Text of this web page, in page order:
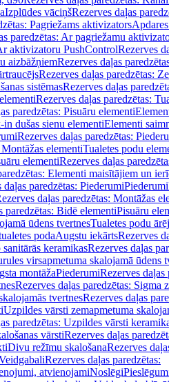
Izplūdes vāciņšRezerves daļas
Pagriežams aktivizators
paredzētas: Ar pagriežamu
aktivizatoru PushControlRezerves
aizbāžņiemRezerves daļas
Rezerves daļas paredzētas:
sistēmasRezerves daļas
Rezerves daļas paredzētas:
paredzētas: Pisuāru elementi
in dušas sienu elementiElementi
Rezerves daļas paredzētas:
elementiTualetes podu
elementiRezerves daļas
Elementi maisītājiem un
daļas paredzētas: PiederumiPiederumi
daļas paredzētas: Montāžas
paredzētas: Bidē elementiPisuāru
ūdens tvertnesTualetes podu
podaAugstu iekārtsRezerves
keramikasRezerves daļas
virsapmetuma skalojamā ūdens
montāžaPiederumiRezerves daļas
Rezerves daļas paredzētas: Sigma
tvertnesRezerves daļas
Uzpildes vārsti zemapmetuma
paredzētas: Uzpildes vārsti
vārstiRezerves daļas
Divu režīmu skalošanaRezerves
Rezerves daļas paredzētas:
atvienojamiNoslēgi